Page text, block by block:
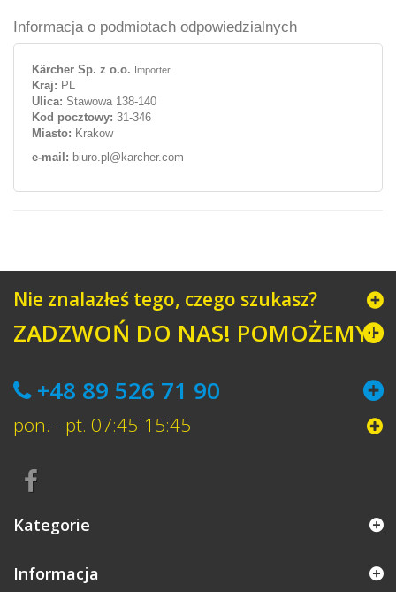
Informacja o podmiotach odpowiedzialnych
Kärcher Sp. z o.o. Importer
Kraj: PL
Ulica: Stawowa 138-140
Kod pocztowy: 31-346
Miasto: Krakow
e-mail: biuro.pl@karcher.com
Nie znalazłeś tego, czego szukasz?
ZADZWOŃ DO NAS! POMOŻEMY!
+48 89 526 71 90
pon. - pt. 07:45-15:45
Kategorie
Informacja